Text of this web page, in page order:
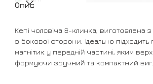
Опис
Кепі чоловіча 8-клинка, виготовлена
з бокової сторони. Ідеально
магнітик у передній частині, яким
формуючи зручний та компактний